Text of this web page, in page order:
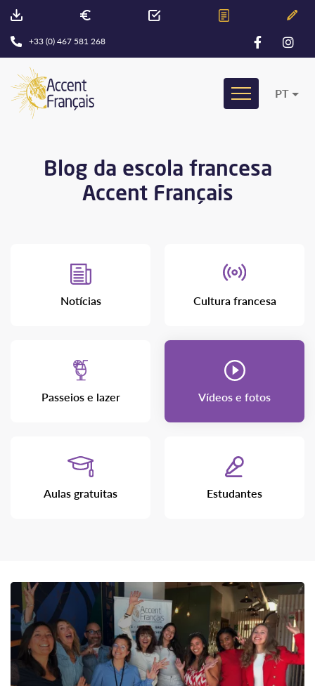
+33 (0) 467 581 268
PT
Blog da escola francesa
Accent Français
Notícias Cultura francesa
Passeios e lazer Vídeos e fotos
Aulas gratuitas Estudantes